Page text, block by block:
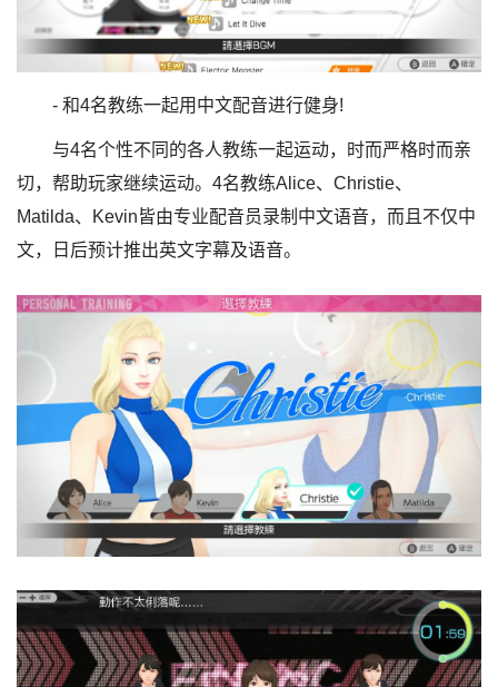
- 和4名教练一起用中文配音进行健身!
与4名个性不同的各人教练一起运动，时而严格时而亲
切，帮助玩家继续运动。4名教练Alice、Christie、
Matilda、Kevin皆由专业配音员录制中文语音，而且不仅中
文，日后预计推出英文字幕及语音。